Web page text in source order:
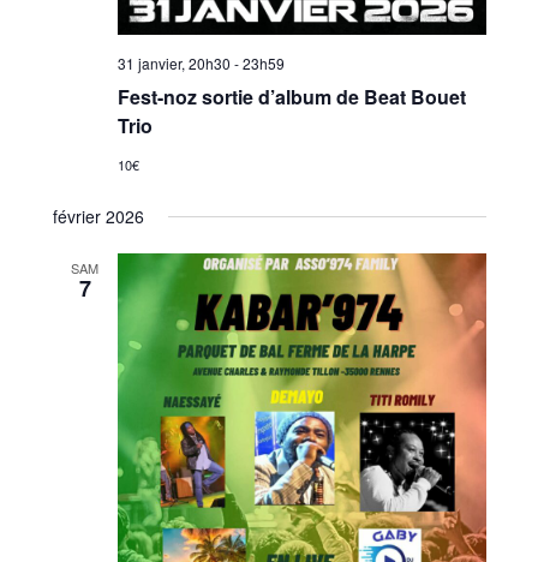
31 janvier, 20h30 -23h59
Fest-noz sortie d’album de Beat Bouet
Trio
10€
février 2026
SAM
7